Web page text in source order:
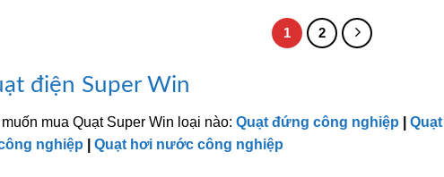
6.023.000₫.
1 2
điện Super Win
muốn mua Quạt Super Win loại nào: Quạt đứng công nghiệp
nghiệp
Quạt hơi nước công nghiệp